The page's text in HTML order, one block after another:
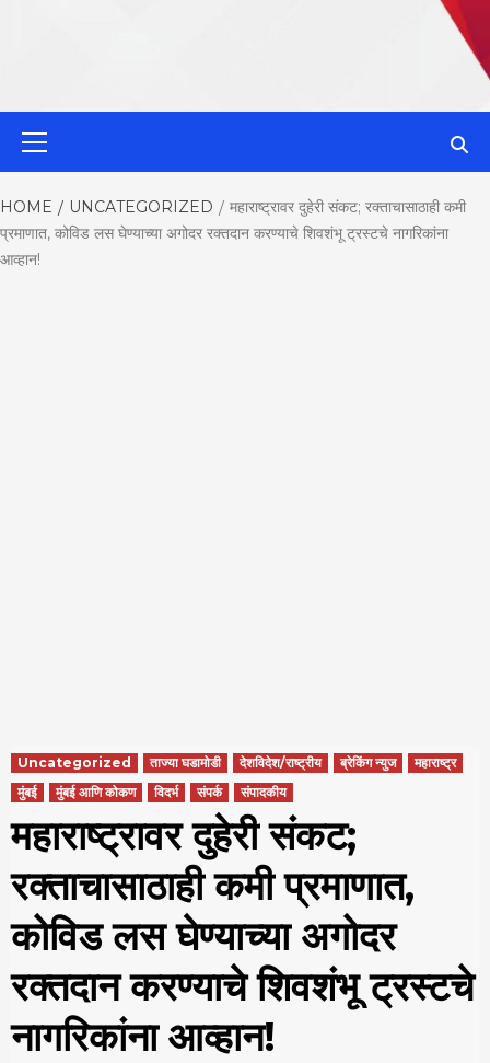
Best News
Website in
HOME UNCATEGORIZED
महाराष्ट्रावर दुहेरी संकट; रक्ताचासाठाही कमी
प्रमाणात, कोविड लस घेण्याच्या अगोदर रक्तदान करण्याचे शिवशंभू ट्रस्टचे नागरिकांना
आव्हान!
Uncategorized ताज्या घडामोडी देशविदेश/राष्ट्रीय ब्रेकिंग न्युज
महाराष्ट्र
मुंबई
मुंबई आणि कोकण विदर्भ संपर्क संपादकीय
महाराष्ट्रावर दुहेरी संकट;
रक्ताचासाठाही कमी प्रमाणात,
कोविड लस घेण्याच्या अगोदर
रक्तदान करण्याचे शिवशंभू ट्रस्टचे
नागरिकांना आव्हान!